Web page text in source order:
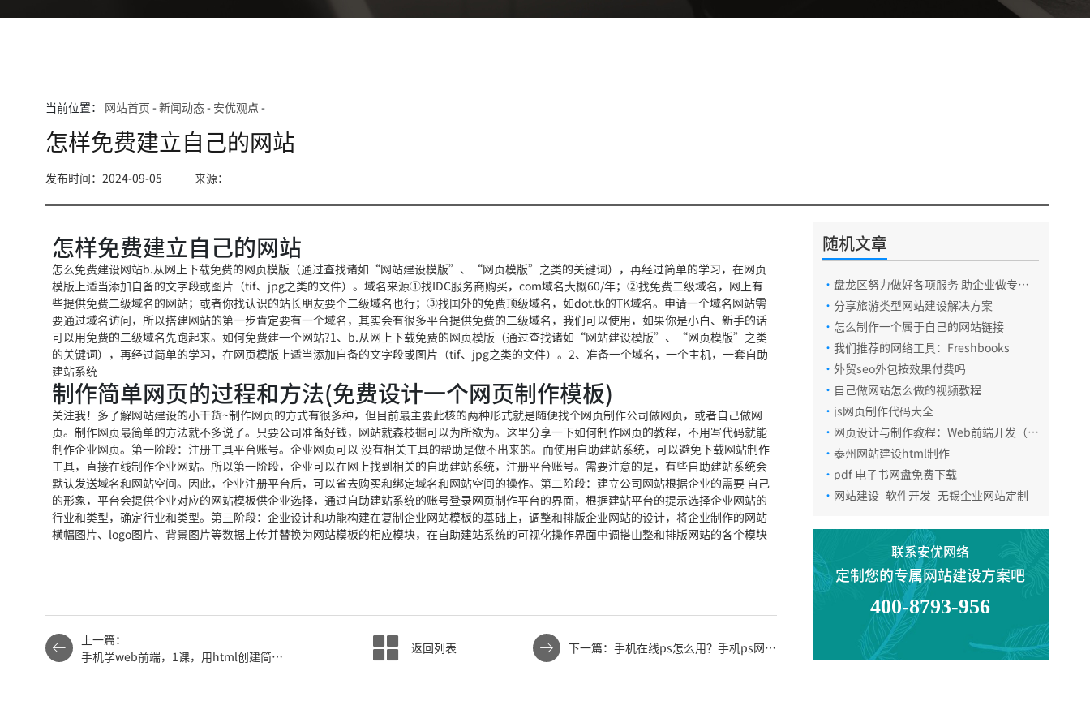
当前位置： 网站首页 -新闻动态- 安优观点 -
怎样免费建立自己的网站
发布时间：2024-09-05 来源：
怎样免费建立自己的网站
怎么免费建设网站b.从网上下载免费的网页模版（通过查找诸如“网站建设模版”、“网页模版”之类的关键词），再经过简单的学习，在网页
模版上适当添加自备的文字段或图片（tif、jpg之类的文件）。域名来源①找IDC服务商购买，com域名大概60/年；②找免费二级域名，网上有
些提供免费二级域名的网站；或者你找认识的站长朋友要个二级域名也行；③找国外的免费顶级域名，如dot.tk的TK域名。申请一个域名网站需
要通过域名访问，所以搭建网站的第一步肯定要有一个域名，其实会有很多平台提供免费的二级域名，我们可以使用，如果你是小白、新手的话
可以用免费的二级域名先跑起来。如何免费建一个网站?1、b.从网上下载免费的网页模版（通过查找诸如“网站建设模版”、“网页模版”之类
的关键词），再经过简单的学习，在网页模版上适当添加自备的文字段或图片（tif、jpg之类的文件）。2、准备一个域名，一个主机，一套自助
建站系统
制作简单网页的过程和方法(免费设计一个网页制作模板)
关注我！多了解网站建设的小干货~制作网页的方式有很多种，但目前最主要此核的两种形式就是随便找个网页制作公司做网页，或者自己做网
页。制作网页最简单的方法就不多说了。只要公司准备好钱，网站就森枝掘可以为所欲为。这里分享一下如何制作网页的教程，不用写代码就能
制作企业网页。第一阶段：注册工具平台账号。企业网页可以 没有相关工具的帮助是做不出来的。而使用自助建站系统，可以避免下载网站制作
工具，直接在线制作企业网站。所以第一阶段，企业可以在网上找到相关的自助建站系统，注册平台账号。需要注意的是，有些自助建站系统会
默认发送域名和网站空间。因此，企业注册平台后，可以省去购买和绑定域名和网站空间的操作。第二阶段：建立公司网站根据企业的需要 自己
的形象，平台会提供企业对应的网站模板供企业选择，通过自助建站系统的账号登录网页制作平台的界面，根据建站平台的提示选择企业网站的
行业和类型，确定行业和类型。第三阶段：企业设计和功能构建在复制企业网站模板的基础上，调整和排版企业网站的设计，将企业制作的网站
横幅图片、logo图片、背景图片等数据上传并替换为网站模板的相应模块，在自助建站系统的可视化操作界面中调搭山整和排版网站的各个模块
上一篇：
手机学web前端，1课，用html创建简单
返回列表
下一篇：手机在线ps怎么用？手机ps网页
随机文章
· 盘龙区努力做好各项服务 助企业做专做
精做强做大
· 分享旅游类型网站建设解决方案
· 怎么制作一个属于自己的网站链接
· 我们推荐的网络工具：Freshbooks
· 外贸seo外包按效果付费吗
· 自己做网站怎么做的视频教程
· js网页制作代码大全
· 网页设计与制作教程：Web前端开发（第
6版）
· 泰州网站建设html制作
·
pdf 电子书网盘免费下载
· 网站建设_软件开发_无锡企业网站定制
联系安优网络
定制您的专属网站建设方案吧
400-8793-956